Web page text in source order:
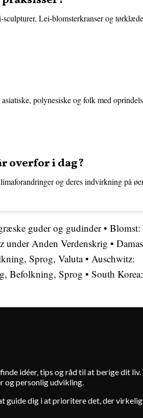
Lei-blomsterkranser og
polynesiske og folk med
overfor i dag?
og deres indvirkning på
guder og gudinder• Blomst:
under Anden Verdenskrig •
Sprog, Valuta• Auschwitz:
Befolkning, Sprog • South Korea:
idéer, tips og råd til at berige dit
og personlig udvikling.
guide dig i at prioritere det, der